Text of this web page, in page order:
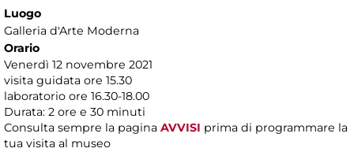
Luogo
Galleria d'Arte Moderna
Orario
Venerdì 12 novembre 2021
visita guidata ore 15.30
laboratorio ore 16.30-18.00
Durata: 2 ore e 30 minuti
Consulta sempre la pagina AVVISI prima di programmare la
tua visita al museo